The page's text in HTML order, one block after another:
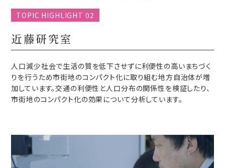
TOPIC HIGHLIGHT 02
近藤研究室
人口減少社会で生活の質を低下させずに利便性の高いまちづく
りを行うため市街地のコンパクト化に取り組む地方自治体が増
加しています。交通の利便性と人口分布の関係性を検証したり、
市街地のコンパクト化の効果について分析しています。